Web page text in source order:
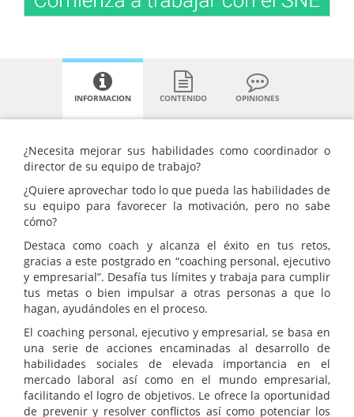
INFORMACION CONTENIDO OPINIONES
¿Necesita mejorar sus habilidades como coordinador o
director de su equipo de trabajo?
¿Quiere aprovechar todo lo que pueda las habilidades de
su equipo para favorecer la motivación, pero no sabe
cómo?
Destaca como coach y alcanza el éxito en tus retos,
gracias a este postgrado en “coaching personal, ejecutivo
y empresarial”. Desafía tus límites y trabaja para cumplir
tus metas o bien impulsar a otras personas a que lo
hagan, ayudándoles en el proceso.
El coaching personal, ejecutivo y empresarial, se basa en
una serie de acciones encaminadas al desarrollo de
habilidades sociales de elevada importancia en el
mercado laboral así como en el mundo empresarial,
facilitando el logro de objetivos. Le ofrece la oportunidad
de prevenir y resolver conflictos así como potenciar los